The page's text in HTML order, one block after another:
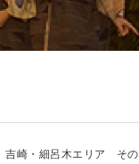
吉崎・細呂木エリア そ